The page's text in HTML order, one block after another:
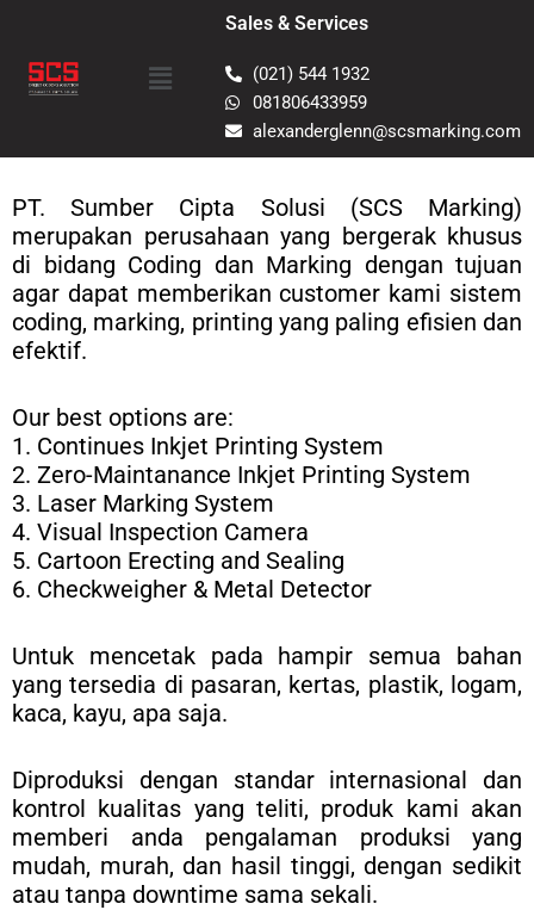
content
Menu
Sales & Services
(021) 544 1932
081806433959
alexanderglenn@scsmarking.com
PT. Sumber Cipta Solusi (SCS Marking)
merupakan perusahaan yang bergerak khusus
di bidang Coding dan Marking dengan tujuan
agar dapat memberikan customer kami sistem
coding, marking, printing yang paling efisien dan
efektif.
Our best options are:
1. Continues Inkjet Printing System
2. Zero-Maintanance Inkjet Printing System
3. Laser Marking System
4. Visual Inspection Camera
5. Cartoon Erecting and Sealing
6. Checkweigher & Metal Detector
Untuk mencetak pada hampir semua bahan
yang tersedia di pasaran, kertas, plastik, logam,
kaca, kayu, apa saja.
Diproduksi dengan standar internasional dan
kontrol kualitas yang teliti, produk kami akan
memberi anda pengalaman produksi yang
mudah, murah, dan hasil tinggi, dengan sedikit
atau tanpa downtime sama sekali.